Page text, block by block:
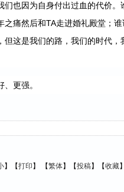
们也因为自身付出过血的代价
痛然后和TA走进婚礼殿堂；
这是我们的路，我们的时代
更强。
】【打印 】 【繁体】【投稿】【收藏